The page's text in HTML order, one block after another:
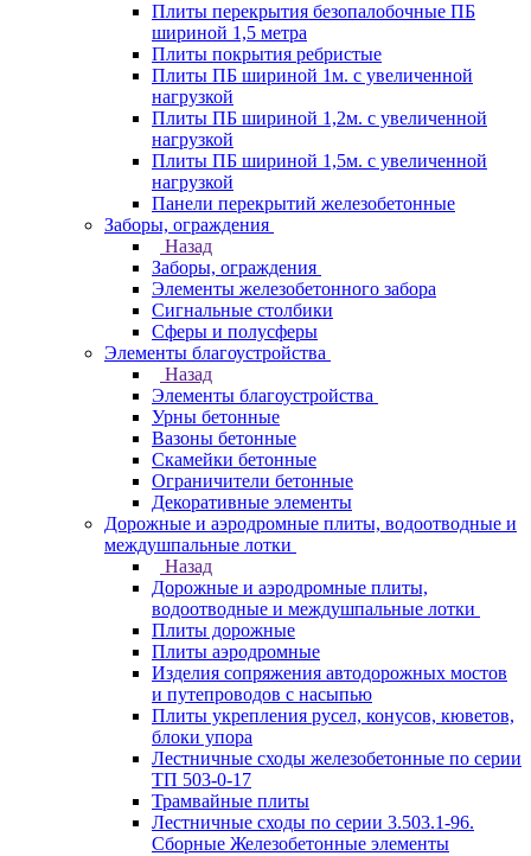
Плиты перекрытия безопалобочные ПБ
шириной 1,5 метра
Плиты покрытия ребристые
Плиты ПБ шириной 1м. с увеличенной
нагрузкой
Плиты ПБ шириной 1,2м. с увеличенной
нагрузкой
Плиты ПБ шириной 1,5м. с увеличенной
нагрузкой
Панели перекрытий железобетонные
Заборы, ограждения
Назад
Заборы, ограждения
Элементы железобетонного забора
Сигнальные столбики
Сферы и полусферы
Элементы благоустройства
Назад
Элементы благоустройства
Урны бетонные
Вазоны бетонные
Скамейки бетонные
Ограничители бетонные
Декоративные элементы
Дорожные и аэродромные плиты, водоотводные и
междушпальные лотки
Назад
Дорожные и аэродромные плиты,
водоотводные и междушпальные лотки
Плиты дорожные
Плиты аэродромные
Изделия сопряжения автодорожных мостов
и путепроводов с насыпью
Плиты укрепления русел, конусов, кюветов,
блоки упора
Лестничные сходы железобетонные по серии
ТП 503-0-17
Трамвайные плиты
Лестничные сходы по серии 3.503.1-96.
Сборные Железобетонные элементы